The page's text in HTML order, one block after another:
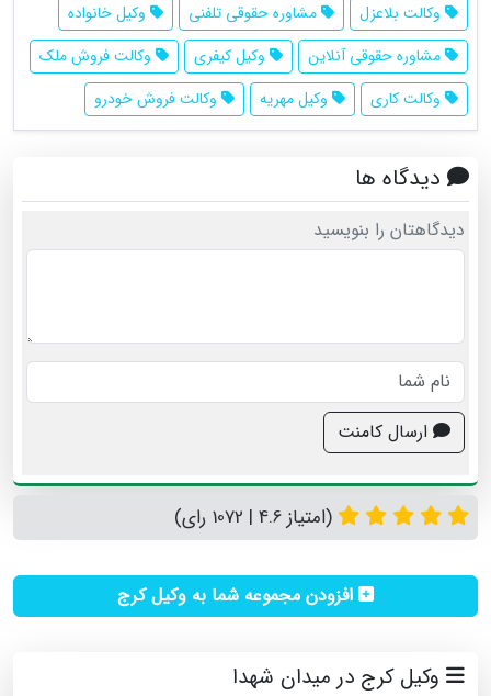
وکالت بلاعزل مشاوره حقوقی تلفنی
وکیل خانواده
مشاوره حقوقی آنلاین
وکیل کیفری
وکالت فروش ملک
وکالت کاری
وکیل مهریه وکالت فروش خودرو
دیدگاه ها
دیدگاهتان را بنویسید
ارسال کامنت
(امتیاز 4.6 | 1072 رای)
افزودن مجموعه شما به وکیل کرج
وکیل کرج در میدان شهدا